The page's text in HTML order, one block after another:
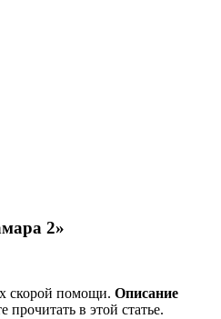
2»
скорой помощи. Описание
прочитать в этой статье.